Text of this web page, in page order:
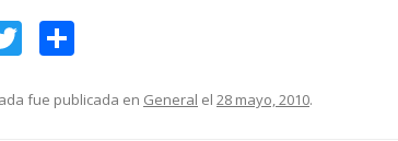
T
itt m
fue publicada en General el 28 mayo, 2010.